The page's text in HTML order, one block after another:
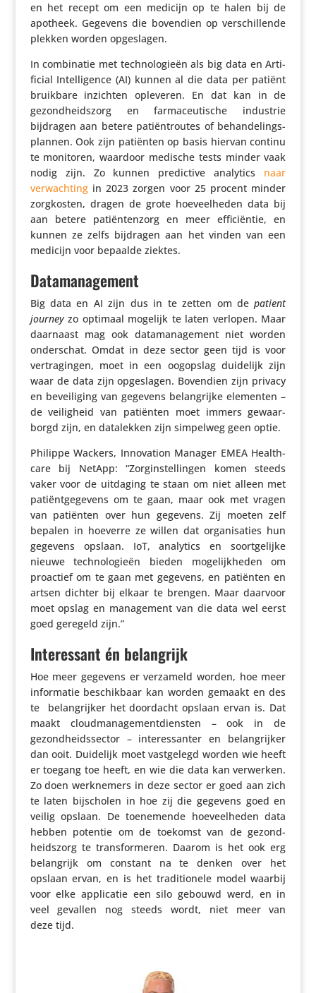
en het recept om een medicijn op te halen bij de
apotheek. Gegevens die bovendien op verschil­lende
plekken worden opge­slagen.
In combi­natie met tech­no­lo­gieën als big data en Arti­
fi­cial Intel­li­gence (AI) kunnen al die data per patiënt
bruikbare inzichten opleveren. En dat kan in de
gezond­heids­zorg en farma­ceu­ti­sche industrie
bijdragen aan betere pati­ënt­routes of behan­de­lings­
plannen. Ook zijn patiënten op basis hiervan continu
te monitoren, waardoor medische tests minder vaak
nodig zijn. Zo kunnen predic­tive analytics naar
verwach­tingin 2023 zorgen voor 25 procent minder
zorg­kosten, dragen de grote hoeveel­heden data bij
aan betere pati­ën­ten­zorg en meer effi­ci­ëntie, en
kunnen ze zelfs bijdragen aan het vinden van een
medicijn voor bepaalde ziektes.
Datamanagement
Big data en AI zijn dus in te zetten om depatient
journeyzo optimaal mogelijk te laten verlopen. Maar
daarnaast mag ook data­ma­na­ge­ment niet worden
onder­schat. Omdat in deze sector geen tijd is voor
vertra­gingen, moet in een oogopslag duidelijk zijn
waar de data zijn opge­slagen. Bovendien zijn privacy
en bevei­li­ging van gegevens belang­rijke elementen –
de veilig­heid van patiënten moet immers gewaar­
borgd zijn, en data­lekken zijn simpelweg geen optie.
Philippe Wackers, Inno­va­tion Manager EMEA Heal­th­
care bij NetApp: “Zorg­in­stel­lingen komen steeds
vaker voor de uitdaging te staan om niet alleen met
pati­ënt­ge­ge­vens om te gaan, maar ook met vragen
van patiënten over hun gegevens. Zij moeten zelf
bepalen in hoeverre ze willen dat orga­ni­sa­ties hun
gegevens opslaan. IoT, analytics en soort­ge­lijke
nieuwe tech­no­lo­gieën bieden moge­lijk­heden om
proactief om te gaan met gegevens, en patiënten en
artsen dichter bij elkaar te brengen. Maar daarvoor
moet opslag en mana­ge­ment van die data wel eerst
goed geregeld zijn.”
Interessant én belangrijk
Hoe meer gegevens er verzameld worden, hoe meer
infor­matie beschik­baar kan worden gemaakt en des
te
belang­rijker het doordacht opslaan ervan is. Dat
maakt cloud­ma­na­ge­ment­dien­sten – ook in de
gezond­heids­sector – inte­res­santer en belang­rijker
dan ooit. Duidelijk moet vast­ge­legd worden wie heeft
er toegang toe heeft, en wie die data kan verwerken.
Zo doen werk­ne­mers in deze sector er goed aan zich
te laten bijscholen in hoe zij die gegevens goed en
veilig opslaan. De toene­mende hoeveel­heden data
hebben potentie om de toekomst van de gezond­
heids­zorg te trans­for­meren. Daarom is het ook erg
belang­rijk om constant na te denken over het
opslaan ervan, en is het tradi­ti­o­nele model waarbij
voor elke appli­catie een silo gebouwd werd, en in
veel gevallen nog steeds wordt, niet meer van
deze tijd.